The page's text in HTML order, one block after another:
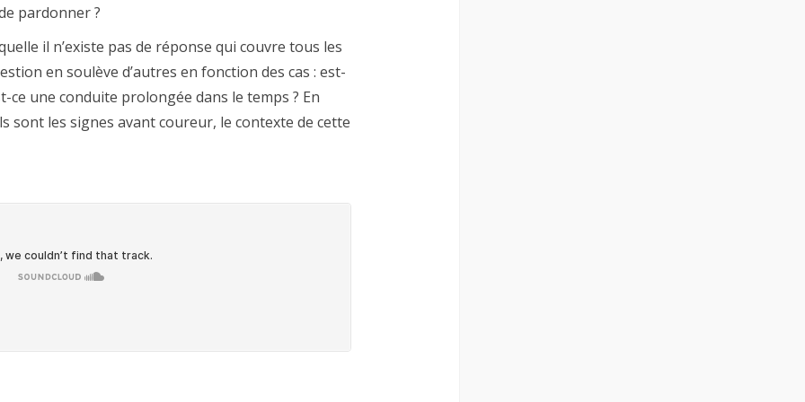
pardonner ?
il n’existe pas de réponse qui couvre tous les
en soulève d’autres en fonction des cas : est-
ce une conduite prolongée dans le temps ? En
sont les signes avant coureur, le contexte de cette